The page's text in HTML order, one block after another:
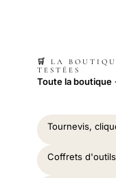
🛒 LA
TESTÉES
Toute la boutique
Tournevis,
Coffrets